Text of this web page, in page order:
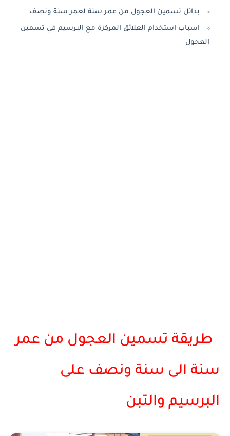
بدائل تسمين العجول من عمر سنة لعمر سنة ونصف
اسباب استخدام العلائق المركزة مع البرسيم في تسمين
العجول
طريقة تسمين العجول من عمر
سنة الى سنة ونصف على
البرسيم والتبن